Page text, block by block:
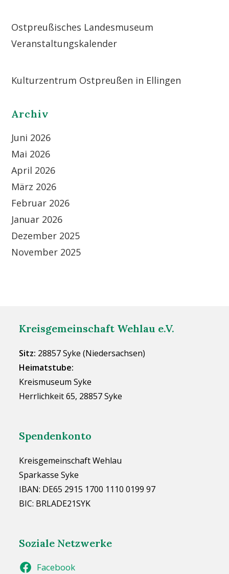
Ostpreußisches Landesmuseum
Veranstaltungskalender
Kulturzentrum Ostpreußen in Ellingen
Archiv
Juni 2026
Mai 2026
April 2026
März 2026
Februar 2026
Januar 2026
Dezember 2025
November 2025
Kreisgemeinschaft Wehlau e.V.
Sitz: 28857 Syke (Niedersachsen)
Heimatstube:
Kreismuseum Syke
Herrlichkeit 65, 28857 Syke
Spendenkonto
Kreisgemeinschaft Wehlau
Sparkasse Syke
IBAN: DE65 2915 1700 1110 0199 97
BIC: BRLADE21SYK
Soziale Netzwerke
Facebook